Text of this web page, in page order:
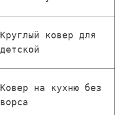
Круглый ковер для
детской
Ковер на кухню без
ворса